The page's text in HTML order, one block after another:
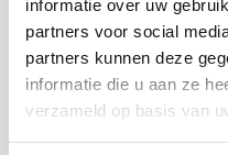
informatie over uw
partners voor social
partners kunnen deze
informatie die u aan ze
verzameld op basis van
samenwerking met het
Opbouwwerk (LCO) en
Kleine Kernen (OVKK).
de handleiding “
Een